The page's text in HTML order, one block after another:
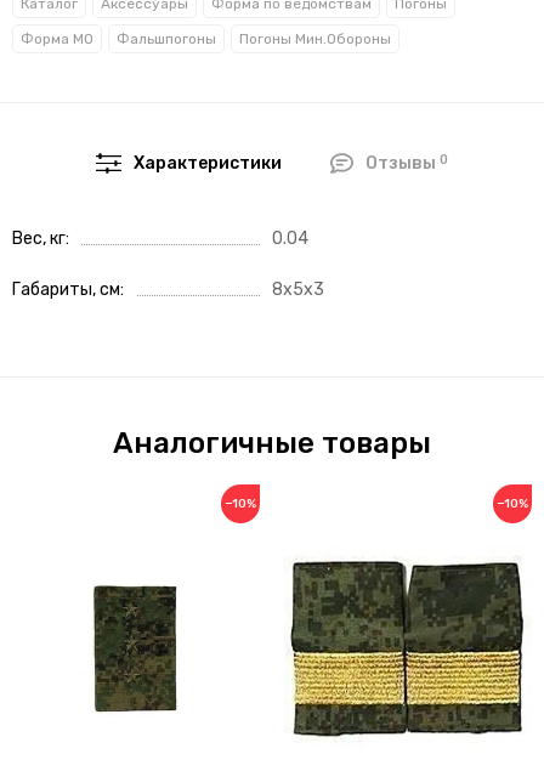
Каталог Аксессуары Форма по ведомствам Погоны
Форма МО Фальшпогоны Погоны Мин.Обороны
Характеристики Отзывы 0
Вес, кг 0.04
Габариты, см 8x5x3
Аналогичные товары
−10% −10%